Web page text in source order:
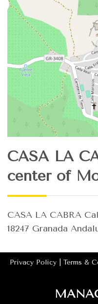
CASA LA
center of
CASA LA CABRA
18247 Granada
Privacy Policy | Terms &